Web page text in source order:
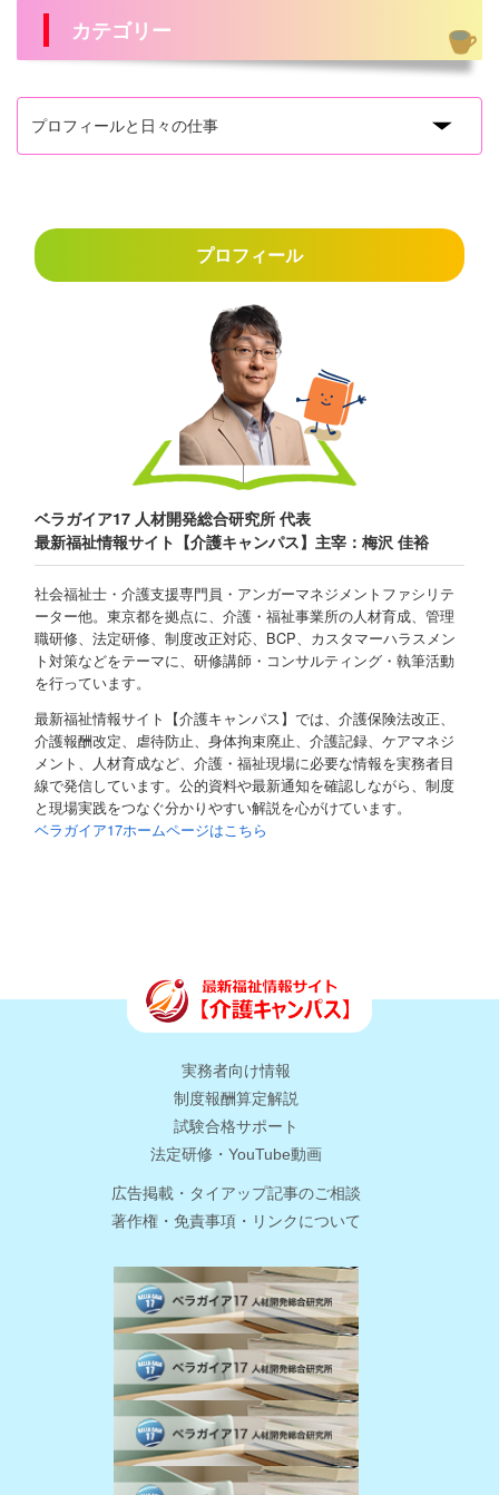
カテゴリー
プロフィール
ベラガイア17 人材開発総合研究所 代表
最新福祉情報サイト【介護キャンパス】主宰：梅沢 佳裕
社会福祉士・介護支援専門員・アンガーマネジメントファシリテ
ーター他。東京都を拠点に、介護・福祉事業所の人材育成、管理
職研修、法定研修、制度改正対応、BCP、カスタマーハラスメン
ト対策などをテーマに、研修講師・コンサルティング・執筆活動
を行っています。
最新福祉情報サイト【介護キャンパス】では、介護保険法改正、
介護報酬改定、虐待防止、身体拘束廃止、介護記録、ケアマネジ
メント、人材育成など、介護・福祉現場に必要な情報を実務者目
線で発信しています。公的資料や最新通知を確認しながら、制度
と現場実践をつなぐ分かりやすい解説を心がけています。
ベラガイア17ホームページはこちら
実務者向け情報
制度報酬算定解説
試験合格サポート
法定研修・YouTube動画
広告掲載・タイアップ記事のご相談
著作権・免責事項・リンクについて